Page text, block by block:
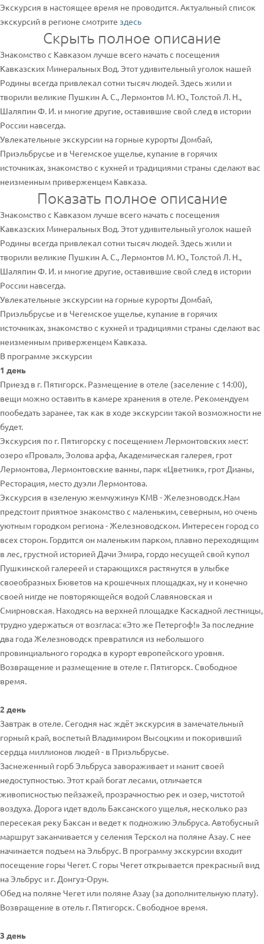
Экскурсия в настоящее время не проводится. Актуальный список
экскурсий в регионе смотрите здесь
Скрыть полное описание
Знакомство с Кавказом лучше всего начать с посещения
Кавказских Минеральных Вод. Этот удивительный уголок нашей
Родины всегда привлекал сотни тысяч людей. Здесь жили и
творили великие Пушкин А. С., Лермонтов М. Ю., Толстой Л. Н.,
Шаляпин Ф. И. и многие другие, оставившие свой след в истории
России навсегда.
Увлекательные экскурсии на горные курорты Домбай,
Приэльбрусье и в Чегемское ущелье, купание в горячих
источниках, знакомство с кухней и традициями страны сделают вас
неизменным приверженцем Кавказа.
Показать полное описание
Знакомство с Кавказом лучше всего начать с посещения
Кавказских Минеральных Вод. Этот удивительный уголок нашей
Родины всегда привлекал сотни тысяч людей. Здесь жили и
творили великие Пушкин А. С., Лермонтов М. Ю., Толстой Л. Н.,
Шаляпин Ф. И. и многие другие, оставившие свой след в истории
России навсегда.
Увлекательные экскурсии на горные курорты Домбай,
Приэльбрусье и в Чегемское ущелье, купание в горячих
источниках, знакомство с кухней и традициями страны сделают вас
неизменным приверженцем Кавказа.
В программе экскурсии
1 день
Приезд в г. Пятигорск. Размещение в отеле (заселение с 14:00),
вещи можно оставить в камере хранения в отеле. Рекомендуем
пообедать заранее, так как в ходе экскурсии такой возможности не
будет.
Экскурсия по г. Пятигорску с посещением Лермонтовских мест:
озеро «Провал», Эолова арфа, Академическая галерея, грот
Лермонтова, Лермонтовские ванны, парк «Цветник», грот Дианы,
Ресторация, место дуэли Лермонтова.
Экскурсия в «зеленую жемчужину» КМВ - Железноводск.Нам
предстоит приятное знакомство с маленьким, северным, но очень
уютным городком региона - Железноводском. Интересен город со
всех сторон. Гордится он маленьким парком, плавно переходящим
в лес, грустной историей Дачи Эмира, гордо несущей свой купол
Пушкинской галереей и старающихся растянутся в улыбке
своеобразных Бюветов на крошечных площадках, ну и конечно
своей нигде не повторяющейся водой Славяновская и
Смирновская. Находясь на верхней площадке Каскадной лестницы,
трудно удержаться от возгласа: «Это же Петергоф!» За последние
два года Железноводск превратился из небольшого
провинциального городка в курорт европейского уровня.
Возвращение и размещение в отеле г. Пятигорск. Свободное
время.
2 день
Завтрак в отеле. Сегодня нас ждёт экскурсия в замечательный
горный край, воспетый Владимиром Высоцким и покоривший
сердца миллионов людей - в Приэльбрусье.
Заснеженный горб Эльбруса завораживает и манит своей
недоступностью. Этот край богат лесами, отличается
живописностью пейзажей, прозрачностью рек и озер, чистотой
воздуха. Дорога идет вдоль Баксанского ущелья, несколько раз
пересекая реку Баксан и ведет к подножию Эльбруса. Автобусный
маршрут заканчивается у селения Терскол на поляне Азау. С нее
начинается подъем на Эльбрус. В программу экскурсии входит
посещение горы Чегет. С горы Чегет открывается прекрасный вид
на Эльбрус и г. Донгуз-Орун.
Обед на поляне Чегет или поляне Азау (за дополнительную плату).
Возвращение в отель г. Пятигорск. Свободное время.
3 день